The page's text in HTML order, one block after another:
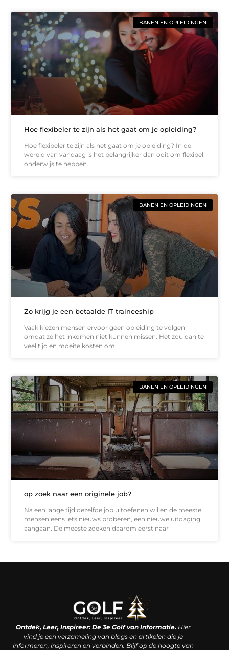
BANEN EN OPLEIDINGEN
Hoe flexibeler te zijn als het gaat om je opleiding?
Hoe flexibeler te zijn als het gaat om je opleiding? In de
wereld van vandaag is het belangrijker dan ooit om flexibel
onderwijs te hebben.
BANEN EN OPLEIDINGEN
Zo krijg je een betaalde IT traineeship
Vaak kiezen mensen ervoor geen opleiding te volgen
omdat ze het inkomen niet kunnen missen. Het zou dan te
veel tijd en moeite kosten om
BANEN EN OPLEIDINGEN
op zoek naar een originele job?
Na een lange tijd dezelfde job uitoefenen willen de meeste
mensen eens iets nieuws proberen, een nieuwe uitdaging
aangaan. De meeste zoeken daarom eerst naar
Ontdek, Leer, Inspireer: De 3e Golf van Informatie.Hier
vind je een verzameling van blogs en artikelen die je
informeren, inspireren en verbinden. Blijf op de hoogte van